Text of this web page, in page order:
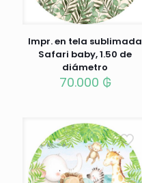
Impr. en tela sublimada
Safari baby, 1.50 de
diámetro
70.000 ₲